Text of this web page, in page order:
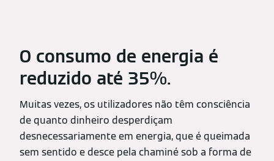
O consumo de energia é
reduzido até 35%.
Muitas vezes, os utilizadores não têm consciência
de quanto dinheiro desperdiçam
desnecessariamente em energia, que é queimada
sem sentido e desce pela chaminé sob a forma de